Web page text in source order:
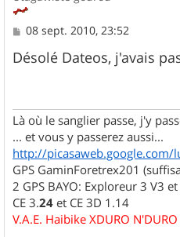
M
s
s
08 sept. 2010, 23:52
Désolé Dateos, j'avais
Là où le sanglier passe, j'y
... et vous y passerez aussi...
http://picasaweb.google.com/
GPS GaminForetrex201
2 GPS BAYO: Exploreur 3 V3
CE 3.24 et CE 3D 1.14
V.A.E. Haibike XDURO